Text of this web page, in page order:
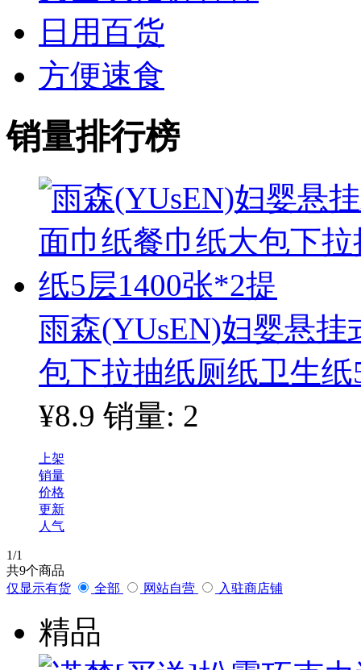
日用百货
方便速食
销量排行榜
雨森(YUsEN)妇婴悬
包下拉抽纸厕纸卫生
¥8.9 销量: 2
上架
销量
价格
更新
人气
1/1
共9个商品
仅显示有货
全部 网站自营 入驻商店铺
精品